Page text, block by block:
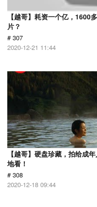
【越哥】耗资一个亿，1600
片？
# 307
2020-12-21 11:44
【越哥】硬盘珍藏，拍给成
地看！
# 308
2020-12-18 09:44